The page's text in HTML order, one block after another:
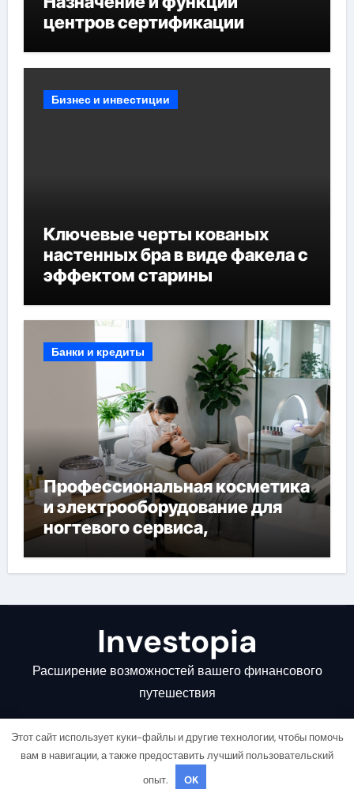
центров сертификации
Бизнес и инвестиции
Ключевые черты кованых
настенных бра в виде факела с
эффектом старины
Банки и кредиты
Профессиональная косметика
и электрооборудование для
ногтевого сервиса,
наращивания ресниц и
депиляции
Investopia
Расширение возможностей вашего финансового
путешествия
Copyright © All rights reserved |
Этот сайт использует куки-файлы и другие технологии, чтобы помочь
вам в навигации, а также предоставить лучший пользовательский
опыт.
OK